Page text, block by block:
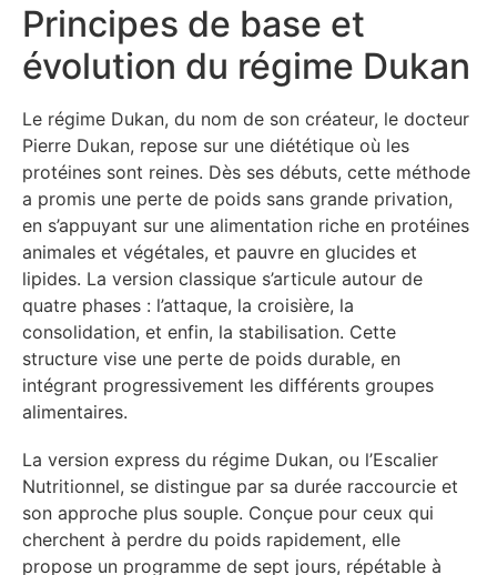
Principes de base et
évolution du régime Dukan
Le régime Dukan, du nom de son créateur, le docteur
Pierre Dukan, repose sur une diététique où les
protéines sont reines. Dès ses débuts, cette méthode
a promis une perte de poids sans grande privation,
en s’appuyant sur une alimentation riche en protéines
animales et végétales, et pauvre en glucides et
lipides. La version classique s’articule autour de
quatre phases : l’attaque, la croisière, la
consolidation, et enfin, la stabilisation. Cette
structure vise une perte de poids durable, en
intégrant progressivement les différents groupes
alimentaires.
La version express du régime Dukan, ou l’Escalier
Nutritionnel, se distingue par sa durée raccourcie et
son approche plus souple. Conçue pour ceux qui
cherchent à perdre du poids rapidement, elle
propose un programme de sept jours, répétable à